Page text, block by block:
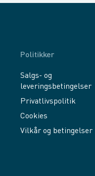
Politikker
Salgs- og
leveringsbetingelser
Privatlivspolitik
Cookies
Vilkår og betingelser